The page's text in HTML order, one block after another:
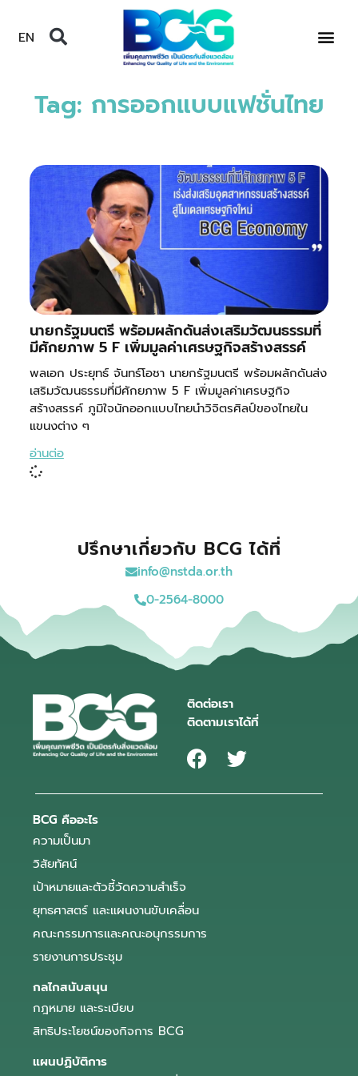
EN
Tag: การออกแบบแฟชั่นไทย
นายกรัฐมนตรี พร้อมผลักดันส่งเสริมวัฒนธรรมที่
มีศักยภาพ 5 F เพิ่มมูลค่าเศรษฐกิจสร้างสรรค์
พลเอก ประยุทธ์ จันทร์โอชา นายกรัฐมนตรี พร้อมผลักดันส่ง
เสริมวัฒนธรรมที่มีศักยภาพ 5 F เพิ่มมูลค่าเศรษฐกิจ
สร้างสรรค์ ภูมิใจนักออกแบบไทยนำวิจิตรศิลป์ของไทยใน
แขนงต่าง ๆ
อ่านต่อ
ปรึกษาเกี่ยวกับ BCG ได้ที่
info@nstda.or.th
0-2564-8000
ติดต่อเรา
ติดตามเราได้ที่
BCG คืออะไร
ความเป็นมา
วิสัยทัศน์
เป้าหมายและตัวชี้วัดความสำเร็จ
ยุทธศาสตร์ และแผนงานขับเคลื่อน
คณะกรรมการและคณะอนุกรรมการ
รายงานการประชุม
กลไกสนับสนุน
กฎหมาย และระเบียบ
สิทธิประโยชน์ของกิจการ BCG
แผนปฏิบัติการ